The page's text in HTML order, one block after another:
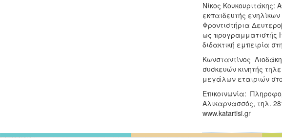
Νίκος Κουκουριτάκης:
εκπαιδευτής
Φροντιστήρια
ως προγραμματιστής
διδακτική εμπειρία
Κωνσταντίνος
συσκευών κινητής
μεγάλων εταιριών
Επικοινωνία:
Αλικαρνασσός, τηλ.
www.katartisi.gr